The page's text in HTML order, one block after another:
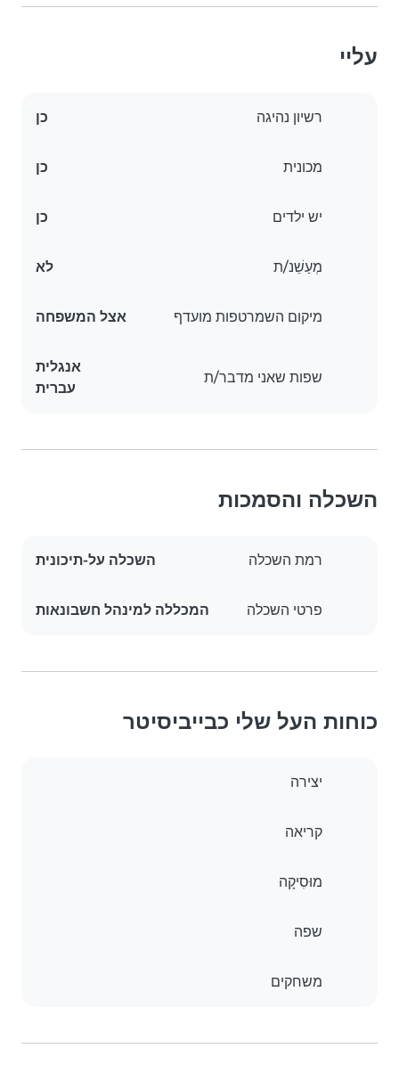
עליי
רשיון נהיגה כן
מכונית כן
יש ילדים כן
מְעַשֵׁנ/ת לא
מיקום השמרטפות מועדף אצל המשפחה
שפות שאני מדבר/ת
אנגלית
עברית
השכלה והסמכות
רמת השכלה השכלה על-תיכונית
פרטי השכלה המכללה למינהל חשבונאות
כוחות העל שלי כבייביסיטר
יצירה
קריאה
מוּסִיקָה
שפה
משחקים